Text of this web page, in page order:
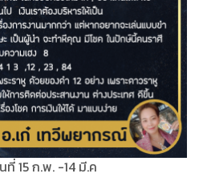
ที่ 15 ก.พ. -14 มี.ค